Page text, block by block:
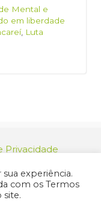
Mental e
em liberdade
, Luta
Privacidade
9000
73 - Centro -
170
experiência.
com os Termos
site.